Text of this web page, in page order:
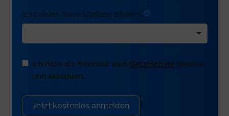
Ich möchte News-Updates erhalten:
Ich habe die Hinweise zum Datenschutz gelesen
und akzeptiert.
Jetzt kostenlos anmelden